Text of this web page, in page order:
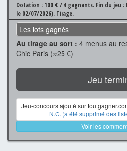
Dotation : 100 € / 4 gagnants. Fin du jeu :
le 02/07/2026). Tirage.
Les lots gagnés
Au tirage au sort : 4 menus au
Chic Paris (≈25 €)
Jeu
Jeu-concours ajouté sur
N.C. (a été supprimé des
Voir les